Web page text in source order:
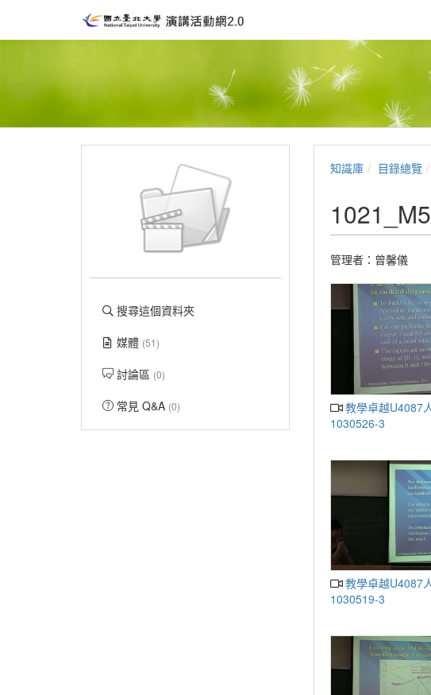
搜尋這個資料夾
媒體 (51)
討論區 (0)
常見 Q&A (0)
知識庫 目錄總覽
管理者： 曾馨儀
教學卓越U4087人工智慧導論
1030526-3
教學卓越U4087人工智慧導論
1030519-3